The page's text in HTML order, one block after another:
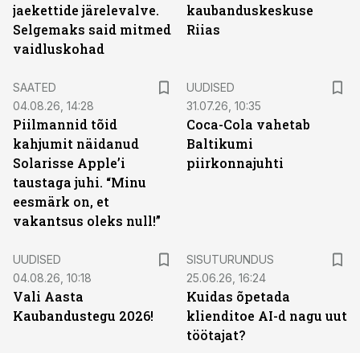
jaekettide järelevalve.
Selgemaks said mitmed
vaidluskohad
kaubanduskeskuse
Riias
SAATED
04.08.26, 14:28
Piilmannid tõid
kahjumit näidanud
Solarisse Apple’i
taustaga juhi. “Minu
eesmärk on, et
vakantsus oleks null!”
UUDISED
31.07.26, 10:35
Coca-Cola vahetab
Baltikumi
piirkonnajuhti
UUDISED
04.08.26, 10:18
Vali Aasta
Kaubandustegu 2026!
SISUTURUNDUS
25.06.26, 16:24
Kuidas õpetada
klienditoe AI-d nagu uut
töötajat?